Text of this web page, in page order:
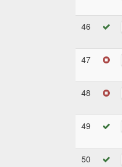
46
47
48
49
50